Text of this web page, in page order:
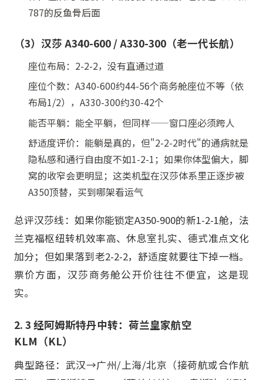
787的反鱼骨后面
（3）汉莎 A340-600 / A330-300（老一代长航）
座位布局：2-2-2，没有直通过道
座位个数：A340-600约44-56个商务舱座位不等（依
布局1/2），A330-300约30-42个
能否平躺：能全平躺，但同样——窗口座必须跨人
舒适度评价：能躺是真的，但"2-2-2时代"的通病就是
隐私感和通行自由度不如1-2-1；如果你体型偏大，脚
窝的收窄会更明显；这类机型在汉莎体系里正逐步被
A350顶替，买到哪架看运气
总评汉莎线：如果你能锁定A350-900的新1-2-1舱，法
兰克福枢纽转机效率高、休息室扎实、德式准点文化
加分；但如果落到老2-2-2，舒适度就要往下掉一档。
票价方面，汉莎商务舱公开价往往不便宜，这是现
实。
2. 3 经阿姆斯特丹中转：荷兰皇家航空
KLM（KL）
典型路径：武汉→广州/上海/北京（接荷航或合作航